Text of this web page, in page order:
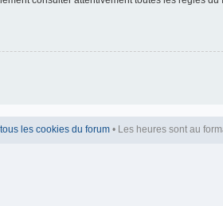
les cookies du forum • Les heures sont au